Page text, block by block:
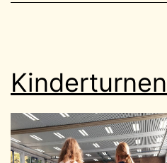
Kinderturnen